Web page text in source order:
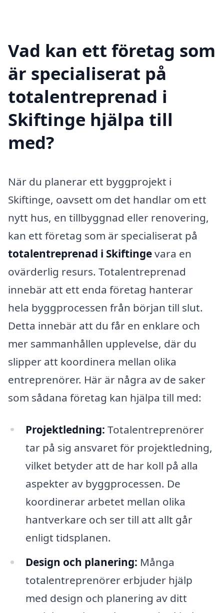
Vad kan ett företag som
är specialiserat på
totalentreprenad i
Skiftinge hjälpa till
med?
När du planerar ett byggprojekt i
Skiftinge, oavsett om det handlar om ett
nytt hus, en tillbyggnad eller renovering,
kan ett företag som är specialiserat på
totalentreprenad i Skiftingevara en
ovärderlig resurs. Totalentreprenad
innebär att ett enda företag hanterar
hela byggprocessen från början till slut.
Detta innebär att du får en enklare och
mer sammanhållen upplevelse, där du
slipper att koordinera mellan olika
entreprenörer. Här är några av de saker
som sådana företag kan hjälpa till med:
Projektledning: Totalentreprenörer
tar på sig ansvaret för projektledning,
vilket betyder att de har koll på alla
aspekter av byggprocessen. De
koordinerar arbetet mellan olika
hantverkare och ser till att allt går
enligt tidsplanen.
Design och planering: Många
totalentreprenörer erbjuder hjälp
med design och planering av ditt